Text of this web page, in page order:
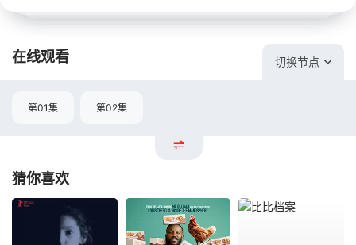
在线观看 切换节点
第01集 第02集
猜你喜欢